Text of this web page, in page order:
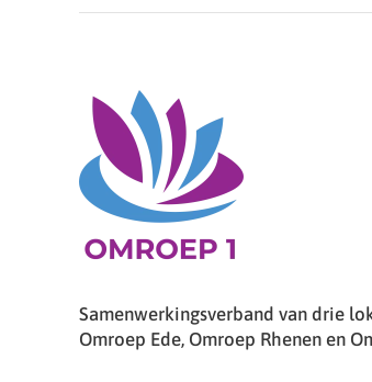
Samenwerkingsverband van drie
Omroep Ede, Omroep Rhenen en